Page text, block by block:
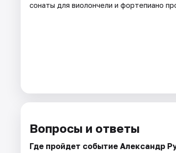
сонаты для виолончели и фортепиано
Вопросы и ответы
Где пройдет событие Александр